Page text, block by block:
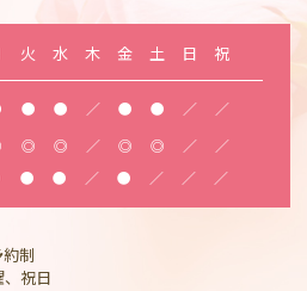
火 水 木 金 土 日 祝
● ● ／ ● ● ／ ／
◎ ◎ ／ ◎ ◎ ／ ／
● ● ／ ● ／ ／ ／
制
祝日